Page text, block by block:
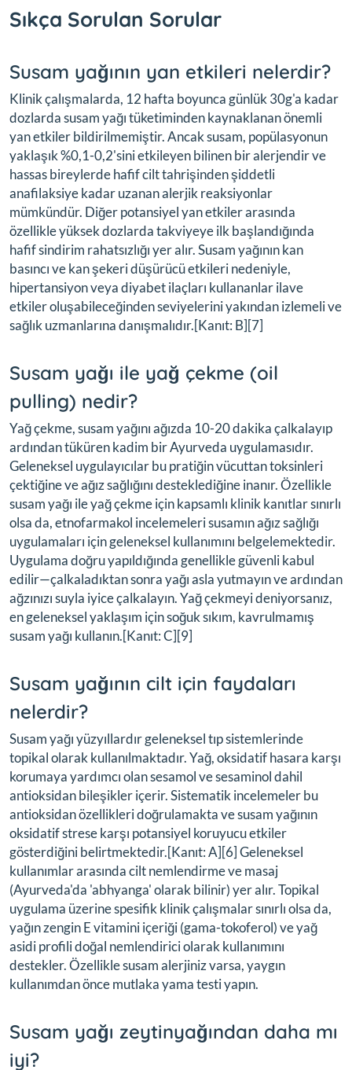
Sıkça Sorulan Sorular
Susam yağının yan etkileri nelerdir?
Klinik çalışmalarda, 12 hafta boyunca günlük 30g'a kadar
dozlarda susam yağı tüketiminden kaynaklanan önemli
yan etkiler bildirilmemiştir. Ancak susam, popülasyonun
yaklaşık %0,1-0,2'sini etkileyen bilinen bir alerjendir ve
hassas bireylerde hafif cilt tahrişinden şiddetli
anafilaksiye kadar uzanan alerjik reaksiyonlar
mümkündür. Diğer potansiyel yan etkiler arasında
özellikle yüksek dozlarda takviyeye ilk başlandığında
hafif sindirim rahatsızlığı yer alır. Susam yağının kan
basıncı ve kan şekeri düşürücü etkileri nedeniyle,
hipertansiyon veya diyabet ilaçları kullananlar ilave
etkiler oluşabileceğinden seviyelerini yakından izlemeli ve
sağlık uzmanlarına danışmalıdır.[Kanıt: B][7]
Susam yağı ile yağ çekme (oil
pulling) nedir?
Yağ çekme, susam yağını ağızda 10-20 dakika çalkalayıp
ardından tüküren kadim bir Ayurveda uygulamasıdır.
Geleneksel uygulayıcılar bu pratiğin vücuttan toksinleri
çektiğine ve ağız sağlığını desteklediğine inanır. Özellikle
susam yağı ile yağ çekme için kapsamlı klinik kanıtlar sınırlı
olsa da, etnofarmakol incelemeleri susamın ağız sağlığı
uygulamaları için geleneksel kullanımını belgelemektedir.
Uygulama doğru yapıldığında genellikle güvenli kabul
edilir—çalkaladıktan sonra yağı asla yutmayın ve ardından
ağzınızı suyla iyice çalkalayın. Yağ çekmeyi deniyorsanız,
en geleneksel yaklaşım için soğuk sıkım, kavrulmamış
susam yağı kullanın.[Kanıt: C][9]
Susam yağının cilt için faydaları
nelerdir?
Susam yağı yüzyıllardır geleneksel tıp sistemlerinde
topikal olarak kullanılmaktadır. Yağ, oksidatif hasara karşı
korumaya yardımcı olan sesamol ve sesaminol dahil
antioksidan bileşikler içerir. Sistematik incelemeler bu
antioksidan özellikleri doğrulamakta ve susam yağının
oksidatif strese karşı potansiyel koruyucu etkiler
gösterdiğini belirtmektedir.[Kanıt: A][6] Geleneksel
kullanımlar arasında cilt nemlendirme ve masaj
(Ayurveda'da 'abhyanga' olarak bilinir) yer alır. Topikal
uygulama üzerine spesifik klinik çalışmalar sınırlı olsa da,
yağın zengin E vitamini içeriği (gama-tokoferol) ve yağ
asidi profili doğal nemlendirici olarak kullanımını
destekler. Özellikle susam alerjiniz varsa, yaygın
kullanımdan önce mutlaka yama testi yapın.
Susam yağı zeytinyağından daha mı
iyi?